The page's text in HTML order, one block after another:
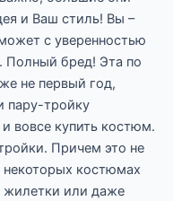
и Ваш стиль! Вы –
с уверенностью
Полный бред! Эта по
не первый год,
пару-тройку
вовсе купить костюм.
Причем это не
костюмах
или даже